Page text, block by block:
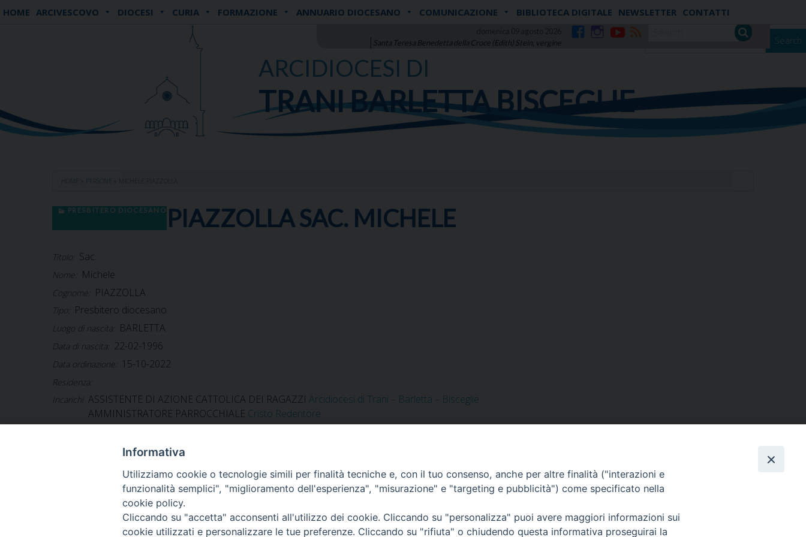
Skip
Santa Teresa Benedetta della Croce (Edith) Stein, vergine
HOME ARCIVESCOVO DIOCESI CURIA FORMAZIONE ANNUARIO DIOCESANO COMUNICAZIONE BIBLIOTECA DIGITALE NEWSLETTER CONTATTI
Search
ARCIDIOCESI DI
TRANI BARLETTA BISCEGLIE
HOME PERSONE
PRESBITERO DIOCESANO PIAZZOLLA SAC. MICHELE
Titolo: Sac.
Nome: Michele
Cognome: PIAZZOLLA
Tipo: Presbitero diocesano
Luogo di nascita: BARLETTA
Data di nascita: 22-02-1996
Data ordinazione: 15-10-2022
Residenza:
Incarichi ASSISTENTE DI AZIONE CATTOLICA DEI RAGAZZI Arcidiocesi di Trani – Barletta – Bisceglie
AMMINISTRATORE PARROCCHIALE Cristo Redentore
BARLETTA
Corato, Margherita di Savoia,
Sede arcivescovile suffraganea di Bari-Bitonto
Via Beltrani, 9
Centralino Tel. 0883 494211
Informativa
Utilizziamo cookie o tecnologie simili per finalità tecniche e, con il tuo consenso, anche per altre finalità ("interazioni e
funzionalità semplici", "miglioramento dell'esperienza", "misurazione" e "targeting e pubblicità") come specificato nella
cookie policy.
Cliccando su "accetta" acconsenti all'utilizzo dei cookie. Cliccando su "personalizza" puoi avere maggiori informazioni sui
cookie utilizzati e personalizzare le tue preferenze. Cliccando su "rifiuta" o chiudendo questa informativa proseguirai la